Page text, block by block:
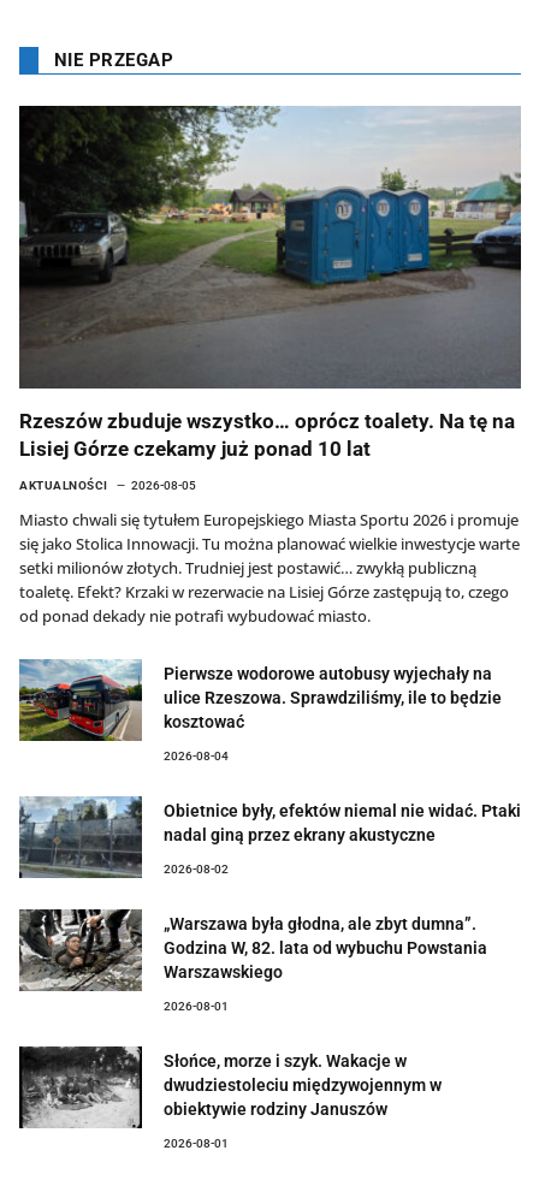
NIE PRZEGAP
Rzeszów zbuduje wszystko… oprócz toalety. Na tę na
Lisiej Górze czekamy już ponad 10 lat
AKTUALNOŚCI 2026-08-05
Miasto chwali się tytułem Europejskiego Miasta Sportu 2026 i promuje
się jako Stolica Innowacji. Tu można planować wielkie inwestycje warte
setki milionów złotych. Trudniej jest postawić… zwykłą publiczną
toaletę. Efekt? Krzaki w rezerwacie na Lisiej Górze zastępują to, czego
od ponad dekady nie potrafi wybudować miasto.
Pierwsze wodorowe autobusy wyjechały na
ulice Rzeszowa. Sprawdziliśmy, ile to będzie
kosztować
2026-08-04
Obietnice były, efektów niemal nie widać. Ptaki
nadal giną przez ekrany akustyczne
2026-08-02
„Warszawa była głodna, ale zbyt dumna”.
Godzina W, 82. lata od wybuchu Powstania
Warszawskiego
2026-08-01
Słońce, morze i szyk. Wakacje w
dwudziestoleciu międzywojennym w
obiektywie rodziny Januszów
2026-08-01